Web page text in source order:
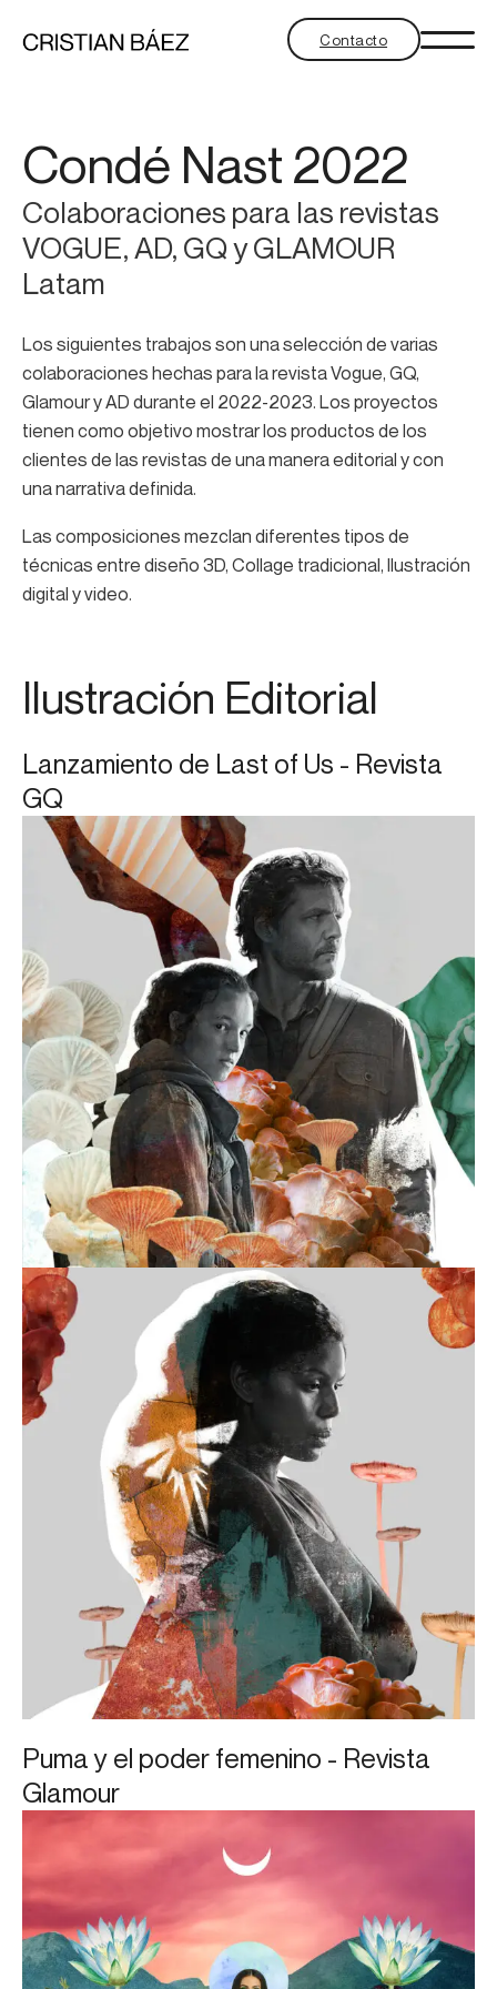
Contacto
Condé Nast 2022
Colaboraciones para las revistas
VOGUE, AD, GQ y GLAMOUR
Latam
Los siguientes trabajos son una selección de varias
colaboraciones hechas para la revista Vogue, GQ,
Glamour y AD durante el 2022-2023. Los proyectos
tienen como objetivo mostrar los productos de los
clientes de las revistas de una manera editorial y con
una narrativa definida.
Las composiciones mezclan diferentes tipos de
técnicas entre diseño 3D, Collage tradicional, Ilustración
digital y video.
Ilustración Editorial
Lanzamiento de Last of Us - Revista
GQ
Puma y el poder femenino - Revista
Glamour